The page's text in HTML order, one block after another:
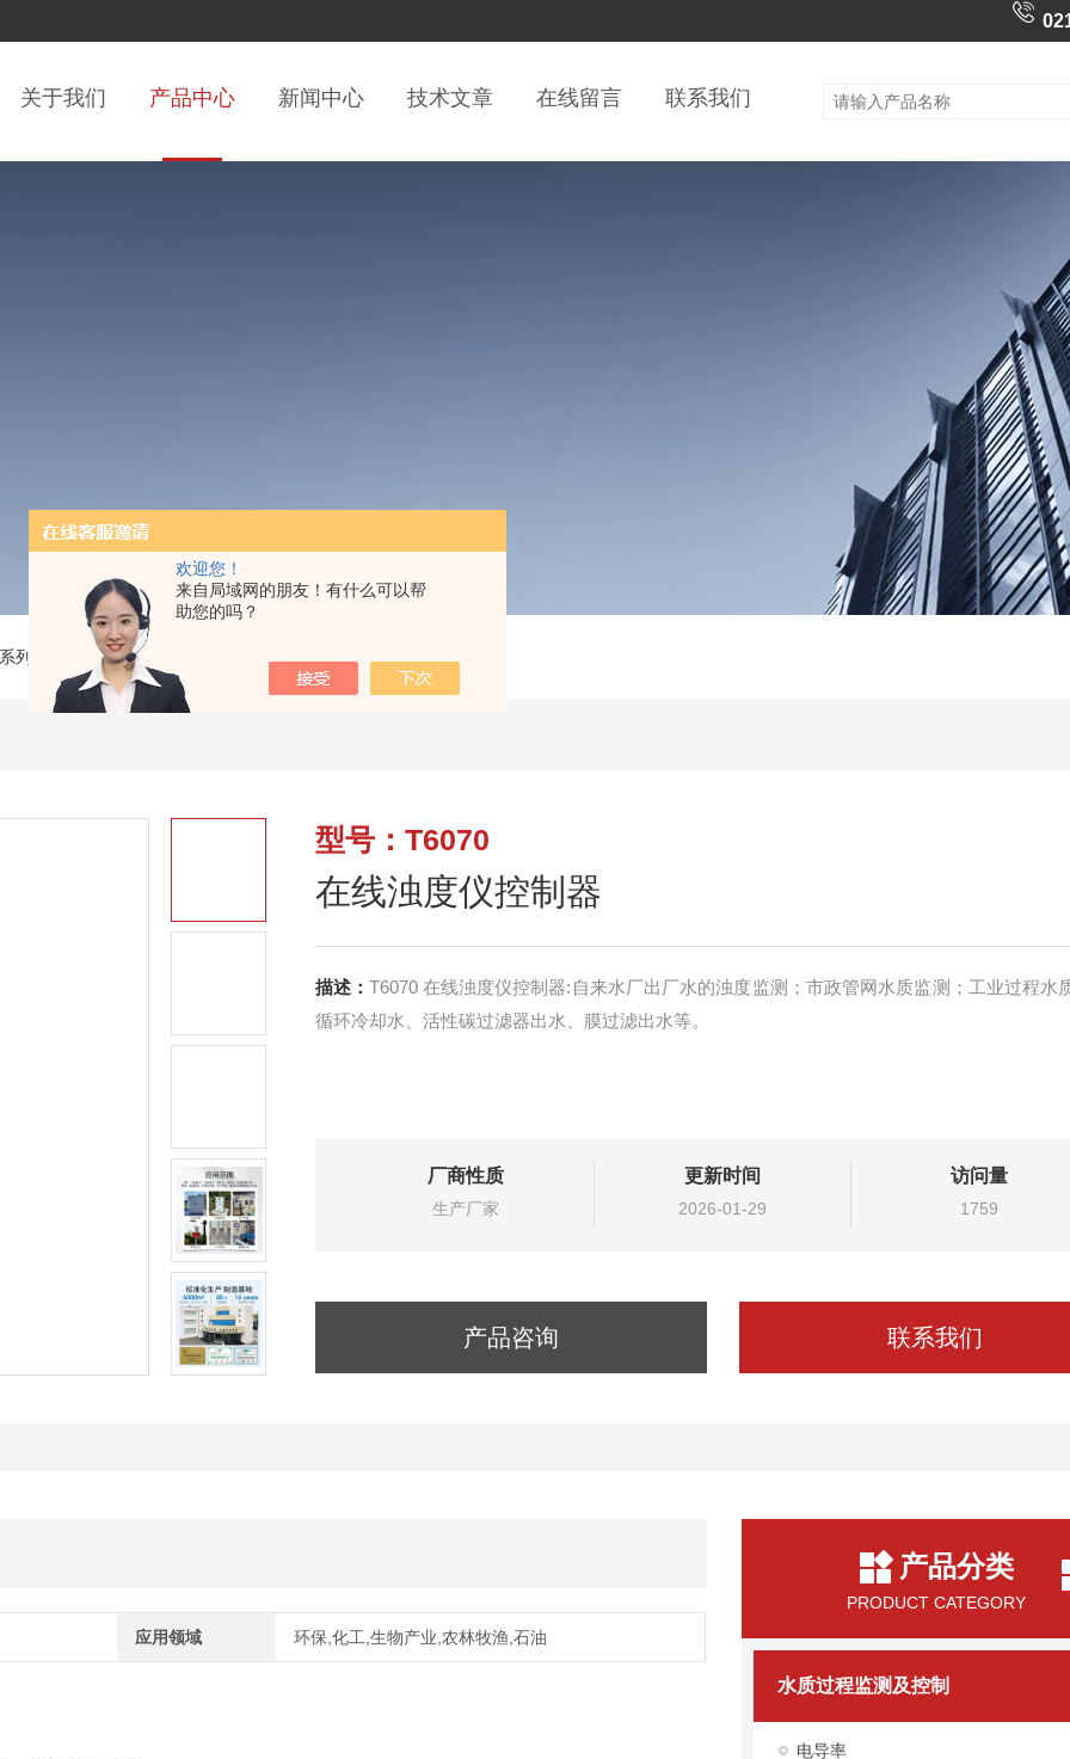
欢迎您！
来自局域网的朋友！有什么可以帮
助您的吗？
关于我们 产品中心 新闻中心 技术文章 在线留言 联系我们
列 T6070在线浊度仪控制器
型号：T6070
在线浊度仪控制器
描述： T6070 在线浊度仪控制器:自来水厂出厂水的浊度监测；市政管网水质监测；工业过程水质监测，
循环冷却水、活性碳过滤器出水、膜过滤出水等。
厂商性质
生产厂家
更新时间
2026-01-29
访问量
1759
产品咨询 联系我们
应用领域 环保,化工,生物产业,农林牧渔,石油
产品分类
PRODUCT CATEGORY
水质过程监测及控制
电导率